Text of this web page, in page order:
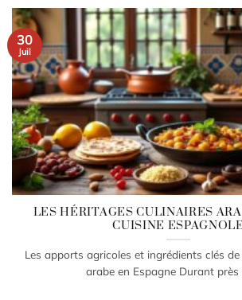
LES HÉRITAGES CULINAIRES
CUISINE ESPAGNOLE
Les apports agricoles et ingrédients clés de
arabe en Espagne Durant près
30
Juil